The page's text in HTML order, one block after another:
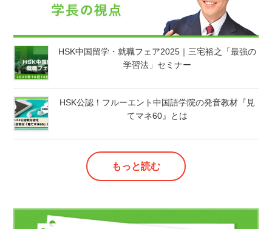
HSK中国留学・就職フェア2025｜三宅裕之「最強の
学習法」セミナー
HSK公認！フルーエント中国語学院の発音教材『見
てマネ60』とは
もっと読む